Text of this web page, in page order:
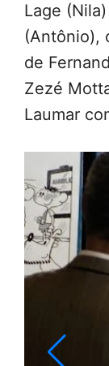
Lage
(Antônio),
de
Zezé
Laumar